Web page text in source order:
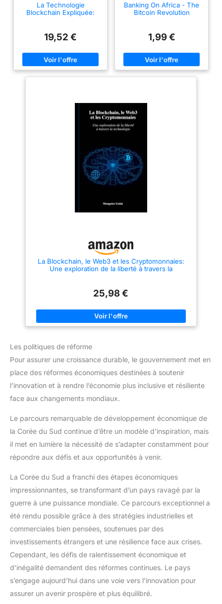
La Technologie
Blockchain Expliquée:
l’Avenir des Applications
Décentralisées
19,52 €
Banking On Africa - The
Bitcoin Revolution
1,99 €
La Blockchain, le Web3 et les Cryptomonnaies:
Une exploration de la liberté à travers la
25,98 €
Les politiques de réforme
Pour assurer une croissance durable, le gouvernement met en
place des réformes économiques destinées à soutenir
l’innovation et à rendre l’économie plus inclusive et résiliente
face aux changements mondiaux.
Le parcours remarquable de développement économique de
la Corée du Sud continue d’être un modèle d’inspiration, mais
il met en lumière la nécessité de s’adapter constamment pour
répondre aux défis et aux opportunités à venir.
La Corée du Sud a franchi des étapes économiques
impressionnantes, se transformant d’un pays ravagé par la
guerre à une puissance mondiale. Ce parcours exceptionnel a
été rendu possible grâce à des stratégies industrielles et
commerciales bien pensées, soutenues par des
investissements étrangers et une résilience face aux crises.
Cependant, les défis de ralentissement économique et
d’inégalité demandent des réformes continues. Le pays
s’engage aujourd’hui dans une voie vers l’innovation pour
assurer un avenir prospère et plus équilibré.